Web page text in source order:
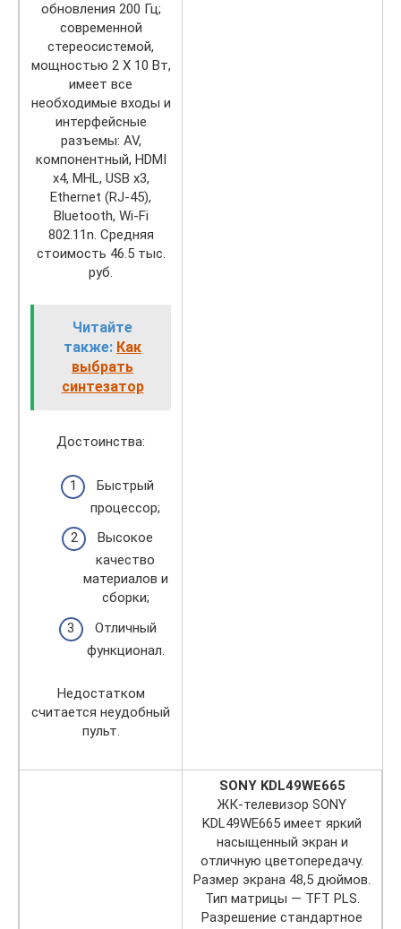
обновления 200 Гц;
современной
стереосистемой,
мощностью 2 Х 10 Вт,
имеет все
необходимые входы и
интерфейсные
разъемы: AV,
компонентный, HDMI
x4, MHL, USB x3,
Ethernet (RJ-45),
Bluetooth, Wi-Fi
802.11n. Средняя
стоимость 46.5 тыс.
руб.
Читайте
также: Как
выбрать
синтезатор
Достоинства:
Быстрый
процессор;
Высокое
качество
материалов и
сборки;
Отличный
функционал.
Недостатком
считается неудобный
пульт.
SONY KDL49WE665
ЖК-телевизор SONY
KDL49WE665 имеет яркий
насыщенный экран и
отличную цветопередачу.
Размер экрана 48,5 дюймов.
Тип матрицы — TFT PLS.
Разрешение стандартное